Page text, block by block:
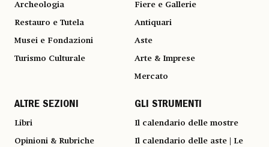
Archeologia
Restauro e Tutela
Musei e Fondazioni
Turismo Culturale
Fiere e Gallerie
Antiquari
Aste
Arte & Imprese
Mercato
ALTRE SEZIONI
Libri
Opinioni & Rubriche
GLI STRUMENTI
Il calendario delle mostre
Il calendario delle aste | Le